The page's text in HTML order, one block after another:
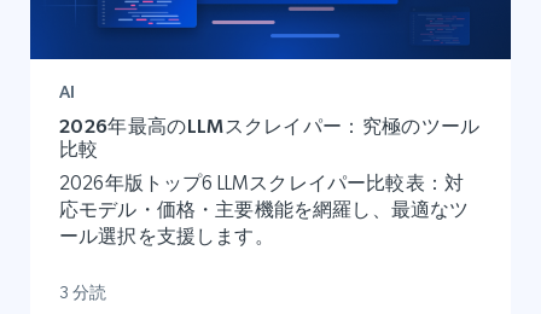
AI
2026年最高のLLMスクレイパー：究極のツール
比較
2026年版トップ6 LLMスクレイパー比較表：対
応モデル・価格・主要機能を網羅し、最適なツ
ール選択を支援します。
3 分読